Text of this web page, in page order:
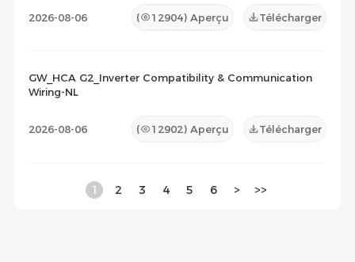
2026-08-06 ( 12904) Aperçu Télécharger
GW_HCA G2_Inverter Compatibility & Communication
Wiring-NL
2026-08-06 ( 12902) Aperçu Télécharger
1 2 3 4 5 6 > >>